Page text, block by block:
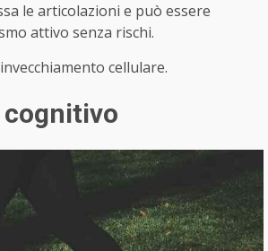
le articolazioni e può essere
attivo senza rischi.
cellulare.
cognitivo